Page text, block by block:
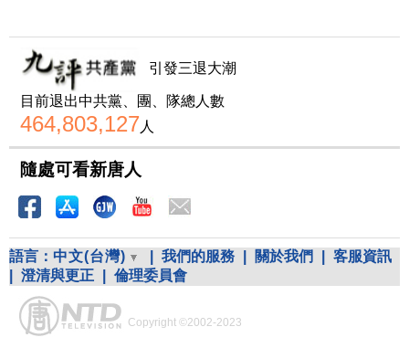
引發三退大潮
目前退出中共黨、團、隊總人數
464,803,127人
隨處可看新唐人
語言： 中文(台灣) 我們的服務 關於我們
客服資訊
澄清與更正 倫理委員會
Copyright ©2002-2023